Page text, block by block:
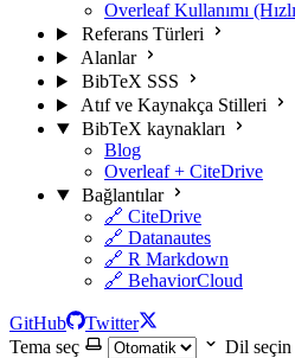
Overleaf Kullanımı
Referans Türleri
Alanlar
BibTeX SSS
Atıf ve Kaynakça Stilleri
BibTeX kaynakları
Blog
Overleaf + CiteDrive
Bağlantılar
🔗 CiteDrive
🔗 Datanautes
🔗 R Markdown
🔗 BehaviorCloud
GitHub
Twitter
Tema seç
Dil seçin